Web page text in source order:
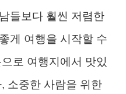
들보다 훨씬 저렴한
게 여행을 시작할 수
로 여행지에서 맛있
소중한 사람을 위한